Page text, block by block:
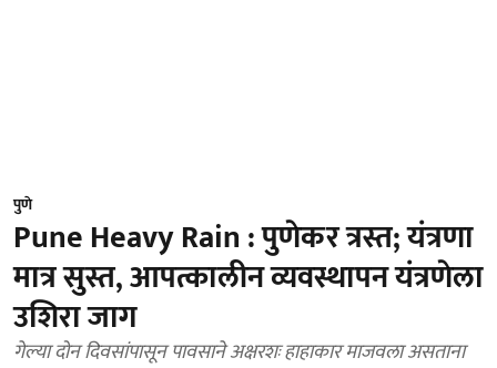
पुणे
Pune Heavy Rain : पुणेकर त्रस्त; यंत्रणा
मात्र सुस्त, आपत्कालीन व्यवस्थापन यंत्रणेला
उशिरा जाग
गेल्या दोन दिवसांपासून पावसाने अक्षरशः हाहाकार माजवला असताना